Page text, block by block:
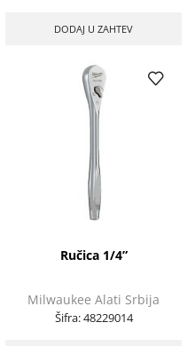
DODAJ U ZAHTEV
Ručica 1/4”
Milwaukee Alati Srbija
Šifra:48229014